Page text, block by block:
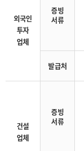
외국인
투자
업체
증빙
서류
발급처
건설
업체
증빙
서류